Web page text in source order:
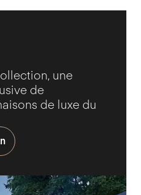
une
de
de luxe du